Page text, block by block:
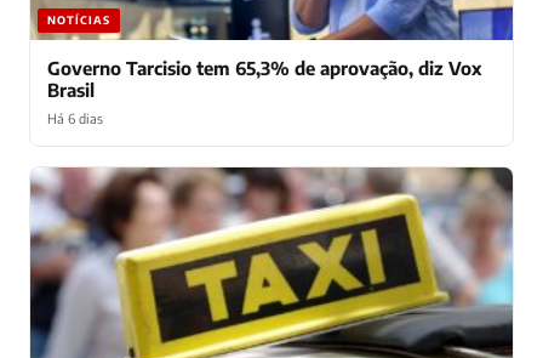
NOTÍCIAS
Governo Tarcisio tem 65,3% de aprovação, diz Vox
Brasil
Há 6 dias